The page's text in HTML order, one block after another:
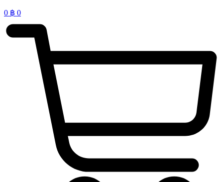
0 ฿ 0